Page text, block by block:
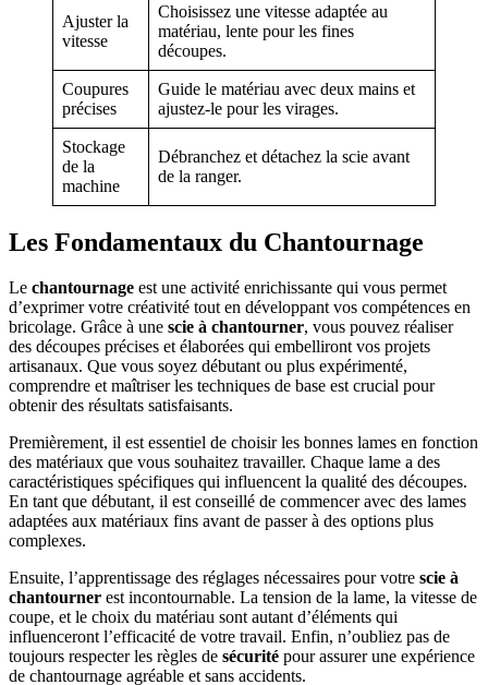
Ajuster la
vitesse
Choisissez une vitesse adaptée au
matériau, lente pour les fines
découpes.
Coupures
précises
Guide le matériau avec deux mains et
ajustez-le pour les virages.
Stockage
de la
machine
Débranchez et détachez la scie avant
de la ranger.
Les Fondamentaux du Chantournage
Le chantournage est une activité enrichissante qui vous permet
d’exprimer votre créativité tout en développant vos compétences en
bricolage. Grâce à une scie à chantourner, vous pouvez réaliser
des découpes précises et élaborées qui embelliront vos projets
artisanaux. Que vous soyez débutant ou plus expérimenté,
comprendre et maîtriser les techniques de base est crucial pour
obtenir des résultats satisfaisants.
Premièrement, il est essentiel de choisir les bonnes lames en fonction
des matériaux que vous souhaitez travailler. Chaque lame a des
caractéristiques spécifiques qui influencent la qualité des découpes.
En tant que débutant, il est conseillé de commencer avec des lames
adaptées aux matériaux fins avant de passer à des options plus
complexes.
Ensuite, l’apprentissage des réglages nécessaires pour votre scie à
chantourner est incontournable. La tension de la lame, la vitesse de
coupe, et le choix du matériau sont autant d’éléments qui
influenceront l’efficacité de votre travail. Enfin, n’oubliez pas de
toujours respecter les règles de sécurité pour assurer une expérience
de chantournage agréable et sans accidents.